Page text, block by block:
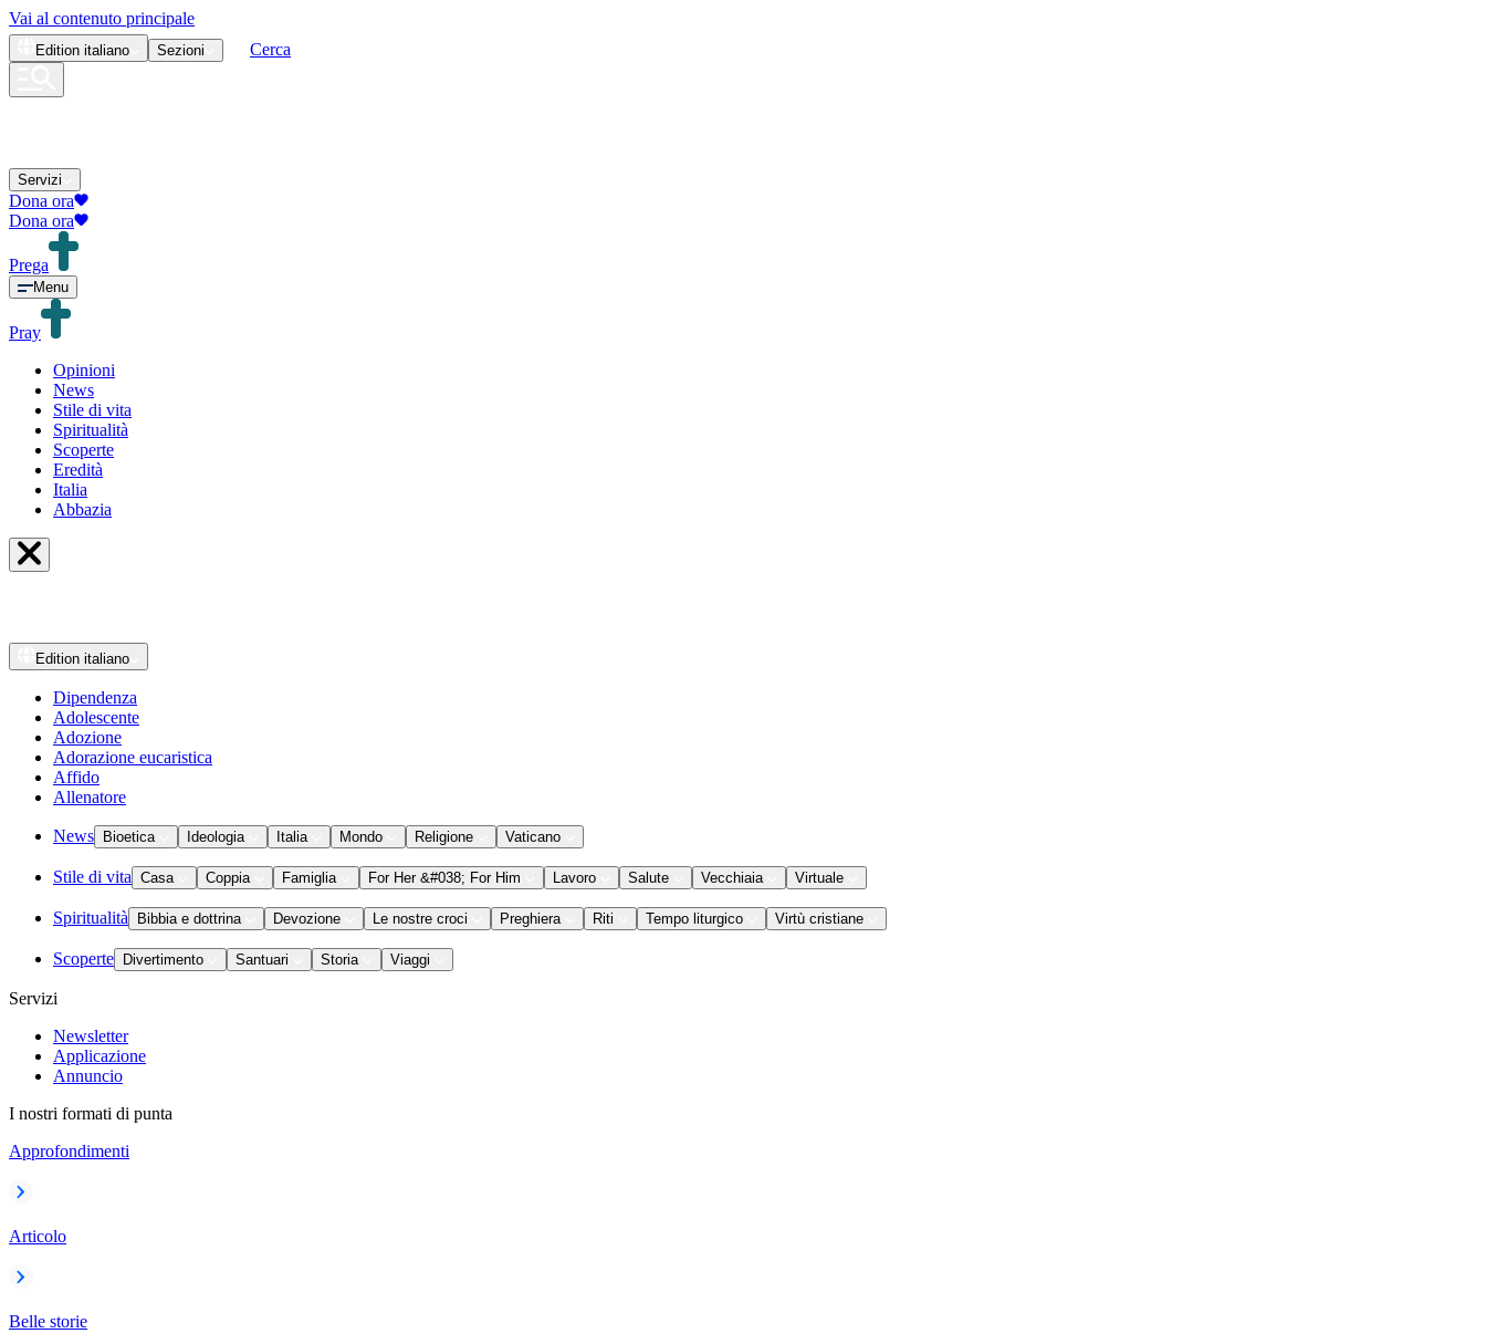
Vai al contenuto principale
Edition italiano Sezioni Cerca
Servizi
Dona ora
Dona ora
Prega
Menu
Pray
Opinioni
News
Stile di vita
Spiritualità
Scoperte
Eredità
Italia
Abbazia
Edition italiano
Dipendenza
Adolescente
Adozione
Adorazione eucaristica
Affido
Allenatore
News Bioetica Ideologia Italia Mondo Religione Vaticano
Stile di vita Casa Coppia Famiglia For Her &#038; For Him Lavoro Salute Vecchiaia Virtuale
Spiritualità Bibbia e dottrina Devozione Le nostre croci Preghiera Riti Tempo liturgico Virtù cristiane
Scoperte Divertimento Santuari Storia Viaggi
Servizi
Newsletter
Applicazione
Annuncio
I nostri formati di punta
Approfondimenti
Articolo
Belle storie